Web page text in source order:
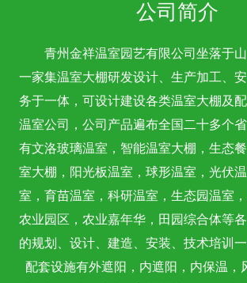
公司简介
青州金祥温室园艺有限公司坐落于山
一家集温室大棚研发设计、生产加工、
务于一体，可设计建设各类温室大棚及
温室公司，公司产品遍布全国二十多个
有文洛玻璃温室，智能温室大棚，生态
室大棚，阳光板温室，球形温室，光伏
室，育苗温室，科研温室，生态园温室
农业园区，农业嘉年华，田园综合体等
的规划、设计、建造、安装、技术培训一
配套设施有外遮阳，内遮阳，内保温，